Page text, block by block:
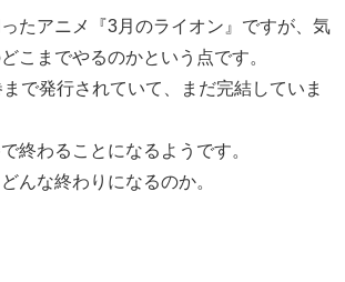
たアニメ『3月のライオン』ですが、気
こまでやるのかという点です。
で発行されていて、まだ完結していま
終わることになるようです。
んな終わりになるのか。